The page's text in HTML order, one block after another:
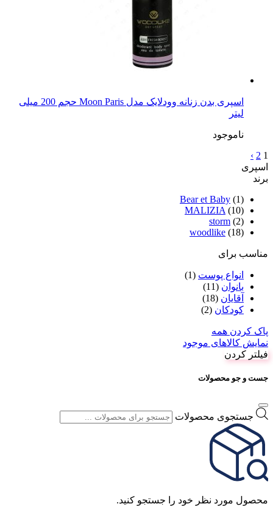
اسپری بدن زنانه وودلایک مدل Moon Paris حجم 200 میلی
لیتر
ناموجود
1
2
›
اسپری
برند
Bear et Baby (1)
MALIZIA (10)
storm (2)
woodlike (18)
مناسب برای
انواع پوست (1)
بانوان (11)
آقایان (18)
کودکان (2)
پاک کردن همه
نمایش کالاهای موجود
فیلتر کردن
جست و جو محصولات
جستجوی محصولات
محصول مورد نظر خود را جستجو کنید.